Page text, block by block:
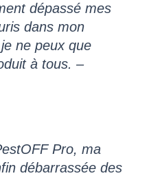
dépassé mes
dans mon
ne peux que
à tous. –
Pro, ma
débarrassée des